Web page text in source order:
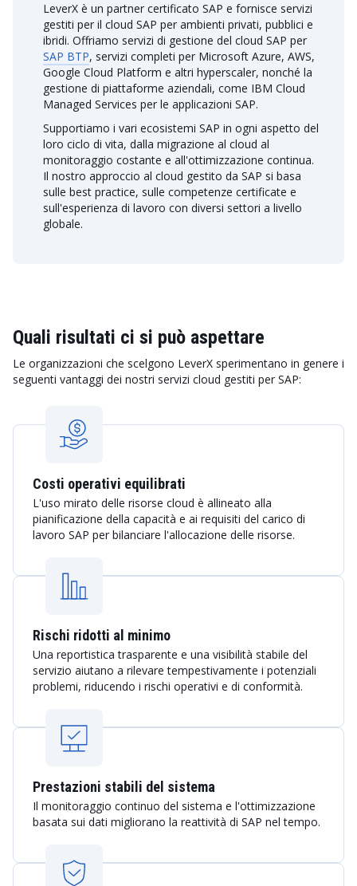
LeverX è un partner certificato SAP e fornisce servizi
gestiti per il cloud SAP per ambienti privati, pubblici e
ibridi. Offriamo servizi di gestione del cloud SAP per
SAP BTP, servizi completi per Microsoft Azure, AWS,
Google Cloud Platform e altri hyperscaler, nonché la
gestione di piattaforme aziendali, come IBM Cloud
Managed Services per le applicazioni SAP.
Supportiamo i vari ecosistemi SAP in ogni aspetto del
loro ciclo di vita, dalla migrazione al cloud al
monitoraggio costante e all'ottimizzazione continua.
Il nostro approccio al cloud gestito da SAP si basa
sulle best practice, sulle competenze certificate e
sull'esperienza di lavoro con diversi settori a livello
globale.
Quali risultati ci si può aspettare
Le organizzazioni che scelgono LeverX sperimentano in genere i
seguenti vantaggi dei nostri servizi cloud gestiti per SAP:
Costi operativi equilibrati
L'uso mirato delle risorse cloud è allineato alla
pianificazione della capacità e ai requisiti del carico di
lavoro SAP per bilanciare l'allocazione delle risorse.
Rischi ridotti al minimo
Una reportistica trasparente e una visibilità stabile del
servizio aiutano a rilevare tempestivamente i potenziali
problemi, riducendo i rischi operativi e di conformità.
Prestazioni stabili del sistema
Il monitoraggio continuo del sistema e l'ottimizzazione
basata sui dati migliorano la reattività di SAP nel tempo.